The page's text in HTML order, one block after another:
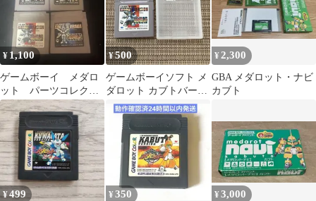
¥ 1,100
ゲームボーイ メダロ
ット パーツコレクシ
ョン 動作未確認
¥500
ゲームボーイソフト メ
ダロット カブトバージ
ョン
¥ 2,300
GBA メダロット・ナビ
カブト
¥499 ¥ 350 ¥3,000